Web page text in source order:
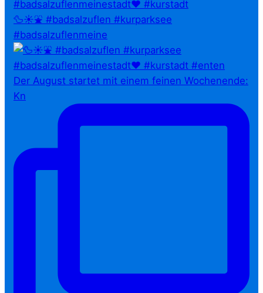
🦆☀️⛲ #badsalzuflen #kurparksee
#badsalzuflenmeine
Der August startet mit einem feinen Wochenende:
Kn